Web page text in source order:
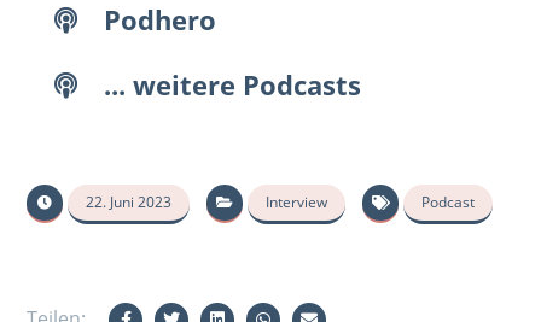
Podhero
... weitere Podcasts
22. Juni 2023 Interview Podcast